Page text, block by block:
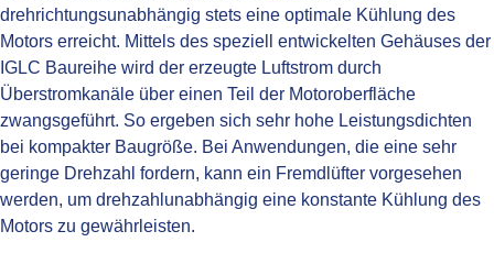
drehrichtungsunabhängig stets eine optimale Kühlung des
Motors erreicht. Mittels des speziell entwickelten Gehäuses der
IGLC Baureihe wird der erzeugte Luftstrom durch
Überstromkanäle über einen Teil der Motoroberfläche
zwangsgeführt. So ergeben sich sehr hohe Leistungsdichten
bei kompakter Baugröße. Bei Anwendungen, die eine sehr
geringe Drehzahl fordern, kann ein Fremdlüfter vorgesehen
werden, um drehzahlunabhängig eine konstante Kühlung des
Motors zu gewährleisten.